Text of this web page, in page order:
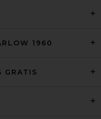
1960
GRATIS